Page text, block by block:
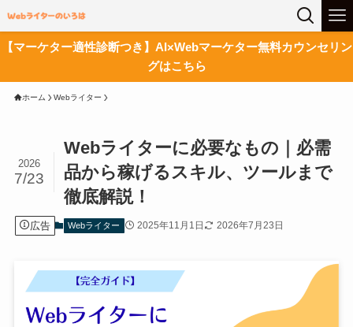
【マーケター適性診断つき】AI×Webマーケター無料カウンセリン
グはこちら
ホーム Webライター
Webライターに必要なもの｜必需
品から稼げるスキル、ツールまで
徹底解説！
2026
7/23
広告 Webライター 2025年11月1日 2026年7月23日